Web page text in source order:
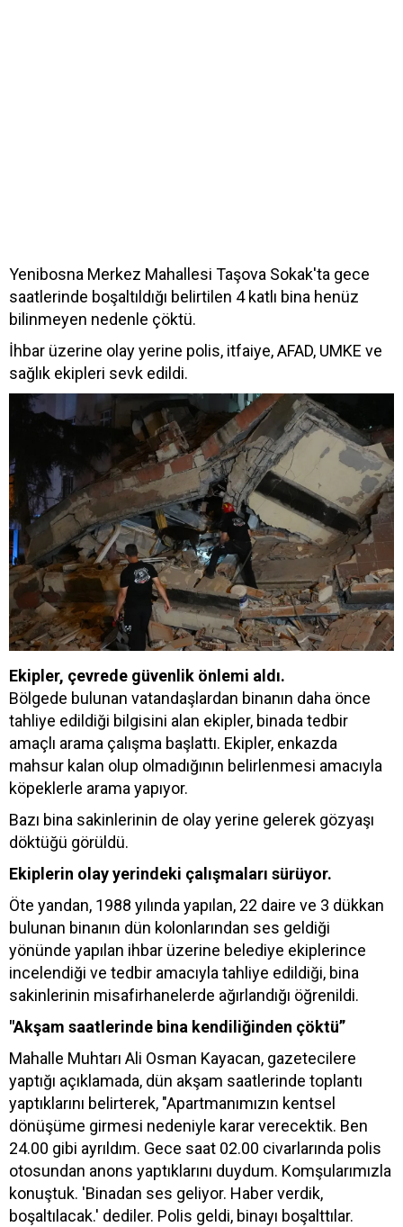
Yenibosna Merkez Mahallesi Taşova Sokak'ta gece
saatlerinde boşaltıldığı belirtilen 4 katlı bina henüz
bilinmeyen nedenle çöktü.
İhbar üzerine olay yerine polis, itfaiye, AFAD, UMKE ve
sağlık ekipleri sevk edildi.
Ekipler, çevrede güvenlik önlemi aldı.
Bölgede bulunan vatandaşlardan binanın daha önce
tahliye edildiği bilgisini alan ekipler, binada tedbir
amaçlı arama çalışma başlattı. Ekipler, enkazda
mahsur kalan olup olmadığının belirlenmesi amacıyla
köpeklerle arama yapıyor.
Bazı bina sakinlerinin de olay yerine gelerek gözyaşı
döktüğü görüldü.
Ekiplerin olay yerindeki çalışmaları sürüyor.
Öte yandan, 1988 yılında yapılan, 22 daire ve 3 dükkan
bulunan binanın dün kolonlarından ses geldiği
yönünde yapılan ihbar üzerine belediye ekiplerince
incelendiği ve tedbir amacıyla tahliye edildiği, bina
sakinlerinin misafirhanelerde ağırlandığı öğrenildi.
"Akşam saatlerinde bina kendiliğinden çöktü”
Mahalle Muhtarı Ali Osman Kayacan, gazetecilere
yaptığı açıklamada, dün akşam saatlerinde toplantı
yaptıklarını belirterek, "Apartmanımızın kentsel
dönüşüme girmesi nedeniyle karar verecektik. Ben
24.00 gibi ayrıldım. Gece saat 02.00 civarlarında polis
otosundan anons yaptıklarını duydum. Komşularımızla
konuştuk. 'Binadan ses geliyor. Haber verdik,
boşaltılacak.' dediler. Polis geldi, binayı boşalttılar.